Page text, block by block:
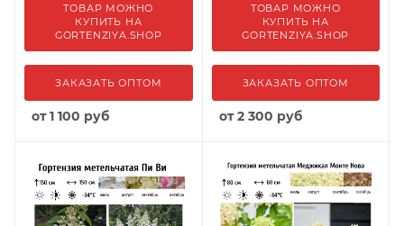
ТОВАР МОЖНО
КУПИТЬ НА
GORTENZIYA.SHOP
ЗАКАЗАТЬ ОПТОМ
от1 100 руб
ТОВАР МОЖНО
КУПИТЬ НА
GORTENZIYA.SHOP
ЗАКАЗАТЬ ОПТОМ
от2 300 руб